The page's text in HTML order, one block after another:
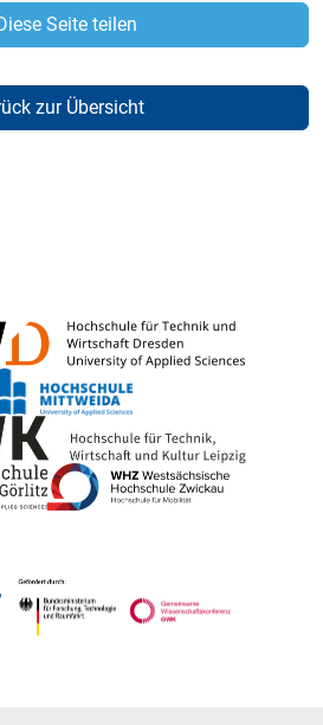
Seite teilen
zur Übersicht